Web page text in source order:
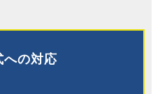
への対応